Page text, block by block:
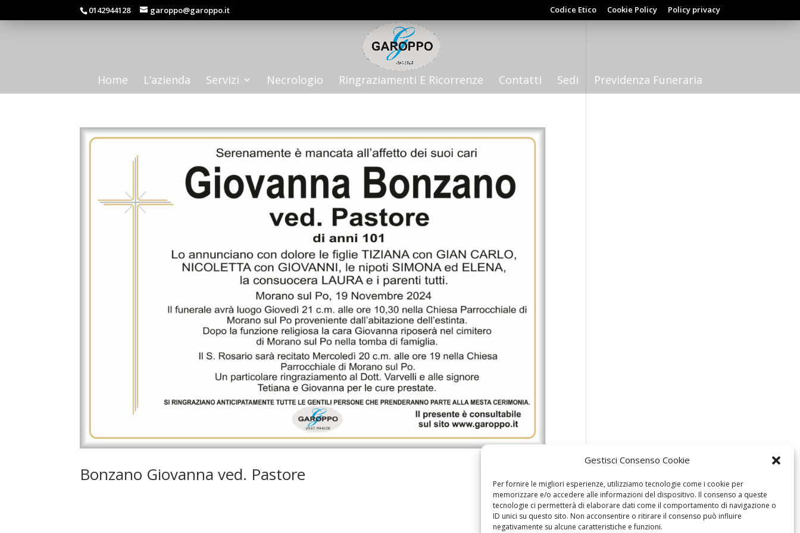
Gestisci Consenso Cookie
Per fornire le migliori esperienze, utilizziamo tecnologie come i cookie per
memorizzare e/o accedere alle informazioni del dispositivo. Il consenso a queste
tecnologie ci permetterà di elaborare dati come il comportamento di navigazione o
ID unici su questo sito. Non acconsentire o ritirare il consenso può influire
negativamente su alcune caratteristiche e funzioni.
0142944128 garoppo@garoppo.it Codice Etico Cookie Policy Policy privacy
Home L’azienda Servizi Necrologio Ringraziamenti E Ricorrenze Contatti Sedi Previdenza Funeraria
Bonzano Giovanna ved. Pastore